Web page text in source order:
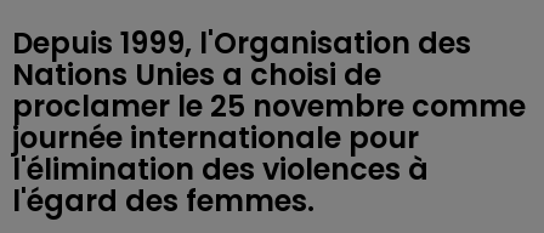
Depuis 1999, l'Organisation des
Nations Unies a choisi de
proclamer le 25 novembre comme
journée internationale pour
l'élimination des violences à
l'égard des femmes.